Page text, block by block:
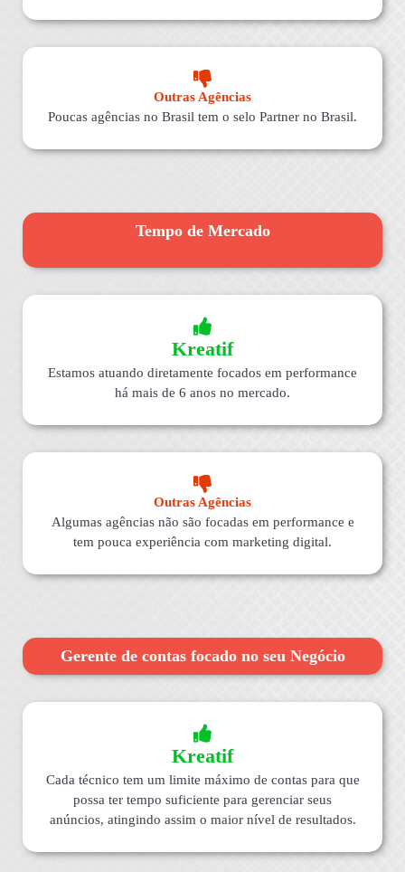
Outras Agências
Poucas agências no Brasil tem o selo Partner no Brasil.
Tempo de Mercado
Kreatif
Estamos atuando diretamente focados em performance
há mais de 6 anos no mercado.
Outras Agências
Algumas agências não são focadas em performance e
tem pouca experiência com marketing digital.
Gerente de contas focado no seu Negócio
Kreatif
Cada técnico tem um limite máximo de contas para que
possa ter tempo suficiente para gerenciar seus
anúncios, atingindo assim o maior nível de resultados.